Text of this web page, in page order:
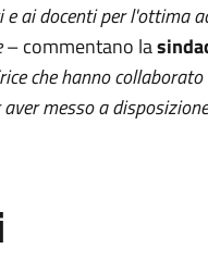
e ai docenti per l'ottima
– commentano la
che hanno
messo a